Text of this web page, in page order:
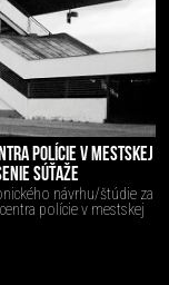
POLÍCIE V MESTSKEJ
SÚŤAŽE
návrhu/štúdie za
polície v mestskej